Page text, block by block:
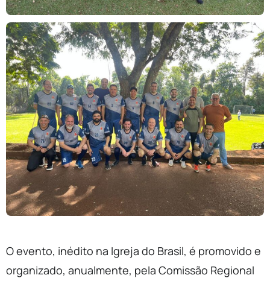
O evento, inédito na Igreja do Brasil, é promovido e
organizado, anualmente, pela Comissão Regional